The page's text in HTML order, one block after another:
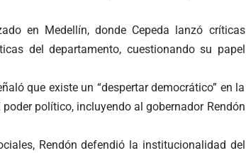
en Medellín, donde Cepeda lanzó críticas
del departamento, cuestionando su papel
que existe un “despertar democrático” en la
político, incluyendo al gobernador Rendón
Rendón defendió la institucionalidad del